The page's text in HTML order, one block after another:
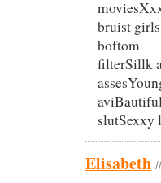
bruist
boftom
filterSillk
slutSexxy
Elisabeth